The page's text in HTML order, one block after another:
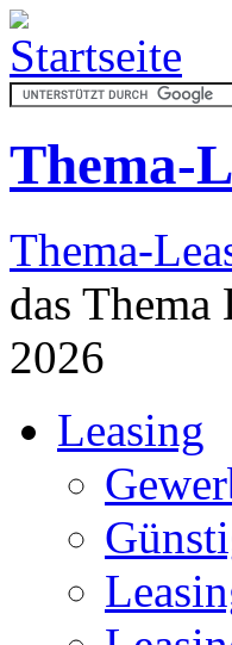
Thema-
Thema-
das Thema
2026
Leasing